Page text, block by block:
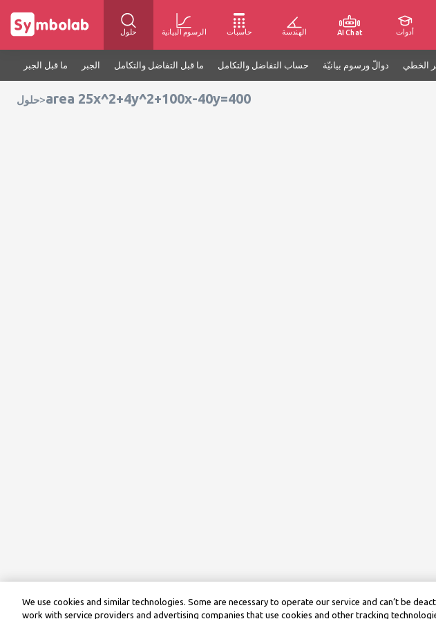
حلول الرسوم البيانية حاسبات الهندسة AI Chat أدوات
ما قبل الجبر الجبر ما قبل التفاضل والتكامل حساب التفاضل والتكامل دوالّ ورسوم بيانيّة الخطي
حلول>area 25x^2+4y^2+100x-40y=400
We use cookies and similar technologies. Some are necessary to operate our service and can’t be
work with service providers and advertising companies that use cookies and other tracking